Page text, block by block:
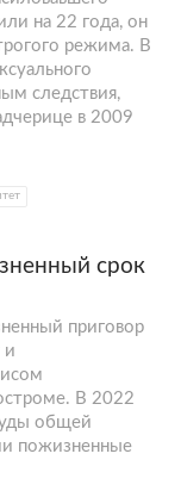
на 22 года, он
режима. В
следствия,
в 2009
срок
приговор
и
В 2022
общей
пожизненные